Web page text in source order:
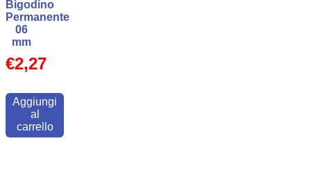
Bigodino
Permanente
06
mm
€2,27
Aggiungi
al
carrello